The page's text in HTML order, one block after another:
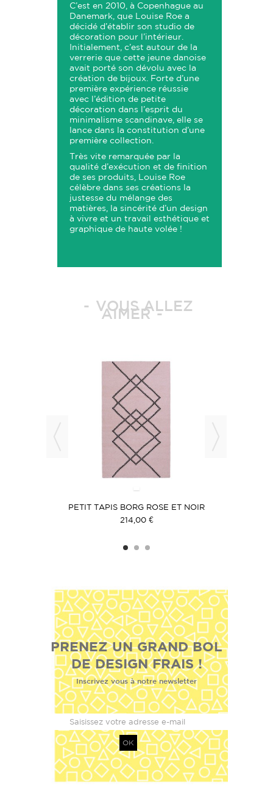
C’est en 2010, à Copenhague au
Danemark, que Louise Roe a
décidé d’établir son studio de
décoration pour l’intérieur.
Initialement, c’est autour de la
verrerie que cette jeune danoise
avait porté son dévolu avec la
création de bijoux. Forte d’une
première expérience réussie
avec l’édition de petite
décoration dans l’esprit du
minimalisme scandinave, elle se
lance dans la constitution d’une
première collection.
Très vite remarquée par la
qualité d’exécution et de finition
de ses produits, Louise Roe
célèbre dans ses créations la
justesse du mélange des
matières, la sincérité d’un design
à vivre et un travail esthétique et
graphique de haute volée !
VOUS ALLEZ
AIMER
PETIT TAPIS BORG ROSE ET NOIR
214,00 €
PRENEZ UN GRAND BOL
DE DESIGN FRAIS !
Inscrivez vous à notre newsletter
OK